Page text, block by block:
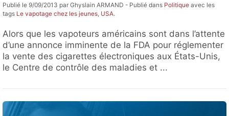
Publié le 9/09/2013 par Ghyslain ARMAND - Publié dans Politique avec les
tags Le vapotage chez les jeunes USA.
Alors que les vapoteurs américains sont dans l’attente
d’une annonce imminente de la FDA pour réglementer
la vente des cigarettes électroniques aux États-Unis,
le Centre de contrôle des maladies et ...